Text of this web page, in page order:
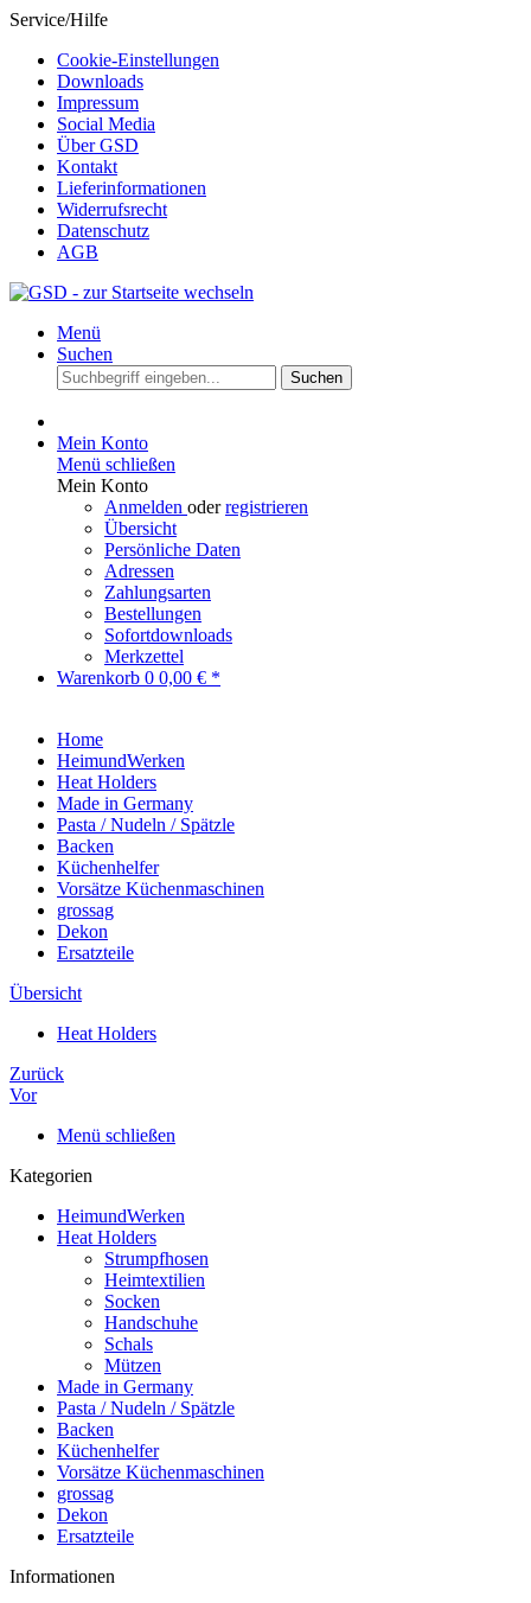
Service/Hilfe
Cookie-Einstellungen
Downloads
Impressum
Social Media
Über GSD
Kontakt
Lieferinformationen
Widerrufsrecht
Datenschutz
AGB
Menü
Suchen
Suchen
Mein Konto
Menü schließen
Mein Konto
Anmelden oderregistrieren
Übersicht
Persönliche Daten
Adressen
Zahlungsarten
Bestellungen
Sofortdownloads
Merkzettel
Warenkorb 0 0,00 € *
Home
HeimundWerken
Heat Holders
Made in Germany
Pasta / Nudeln / Spätzle
Backen
Küchenhelfer
Vorsätze Küchenmaschinen
grossag
Dekon
Ersatzteile
Übersicht
Heat Holders
Zurück
Vor
Menü schließen
Kategorien
HeimundWerken
Heat Holders
Strumpfhosen
Heimtextilien
Socken
Handschuhe
Schals
Mützen
Made in Germany
Pasta / Nudeln / Spätzle
Backen
Küchenhelfer
Vorsätze Küchenmaschinen
grossag
Dekon
Ersatzteile
Informationen